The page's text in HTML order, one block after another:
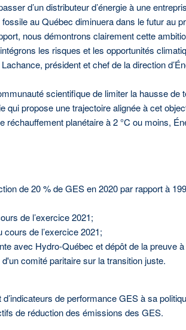
d’un distributeur d’énergie à une
au Québec diminuera dans le futur au
nous démontrons clairement cette
les risques et les opportunités
président et chef de la direction
scientifique de limiter la hausse de
qui propose une trajectoire alignée à cet
planétaire à 2 °C ou moins,
de 20 % de GES en 2020 par rapport à
de l’exercice 2021;
de l’exercice 2021;
avec Hydro-Québec et dépôt de la preuve à
comité paritaire sur la transition juste.
de performance GES à sa
de réduction des émissions des GES.